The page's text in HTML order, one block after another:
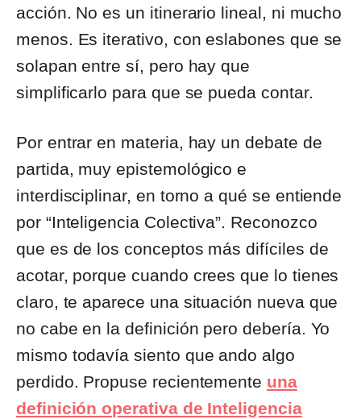
acción. No es un itinerario lineal, ni mucho
menos. Es iterativo, con eslabones que se
solapan entre sí, pero hay que
simplificarlo para que se pueda contar.
Por entrar en materia, hay un debate de
partida, muy epistemológico e
interdisciplinar, en torno a qué se entiende
por “Inteligencia Colectiva”. Reconozco
que es de los conceptos más difíciles de
acotar, porque cuando crees que lo tienes
claro, te aparece una situación nueva que
no cabe en la definición pero debería. Yo
mismo todavía siento que ando algo
perdido. Propuse recientemente una
definición operativa de Inteligencia